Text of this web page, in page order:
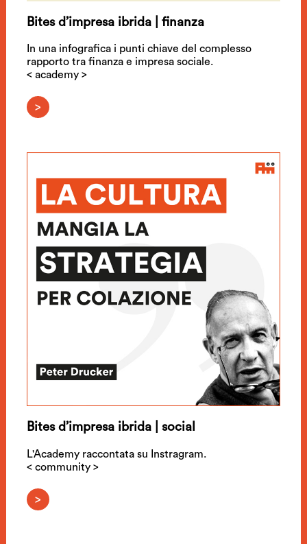
Bites d’impresa ibrida | finanza
In una infografica i punti chiave del complesso
rapporto tra finanza e impresa sociale.
< academy >
>
Bites d’impresa ibrida | social
L'Academy raccontata su Instragram.
< community >
>